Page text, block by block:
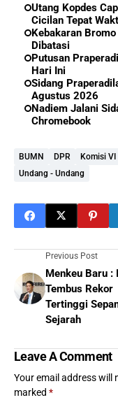
Utang Kopdes
Cicilan Tepat
Kebakaran
Dibatasi
Putusan
Hari Ini
Sidang
Agustus 2026
Nadiem Jalani
Chromebook
BUMN DPR Komisi VI
Undang - Undang
Previous Post
Menkeu Baru :
Tembus Rekor
Tertinggi
Sejarah
Leave A Comment
Your email address will
marked *